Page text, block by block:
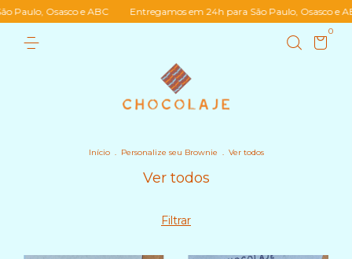
Osasco e ABC Entregamos em 24h para São Paulo, Osasco e ABC
0
Início . Personalize seu Brownie . Ver todos
Ver todos
Filtrar